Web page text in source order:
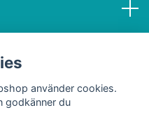
använder cookies.
godkänner du